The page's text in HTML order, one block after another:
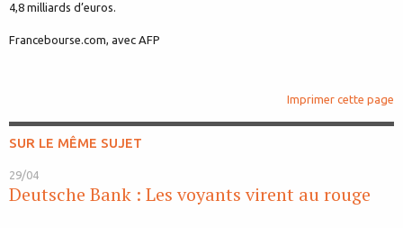
4,8 milliards d’euros.
Francebourse.com, avec AFP
Imprimer cette page
SUR LE MÊME SUJET
29/04
Deutsche Bank : Les voyants virent au rouge